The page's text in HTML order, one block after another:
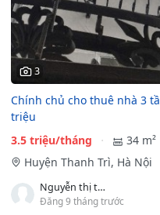
3
Chính chủ cho thuê nhà 3
triệu
3.5 triệu/tháng
34 m²
Huyện Thanh Trì, Hà Nội
Nguyễn thị thảo
Đăng 9 tháng trước